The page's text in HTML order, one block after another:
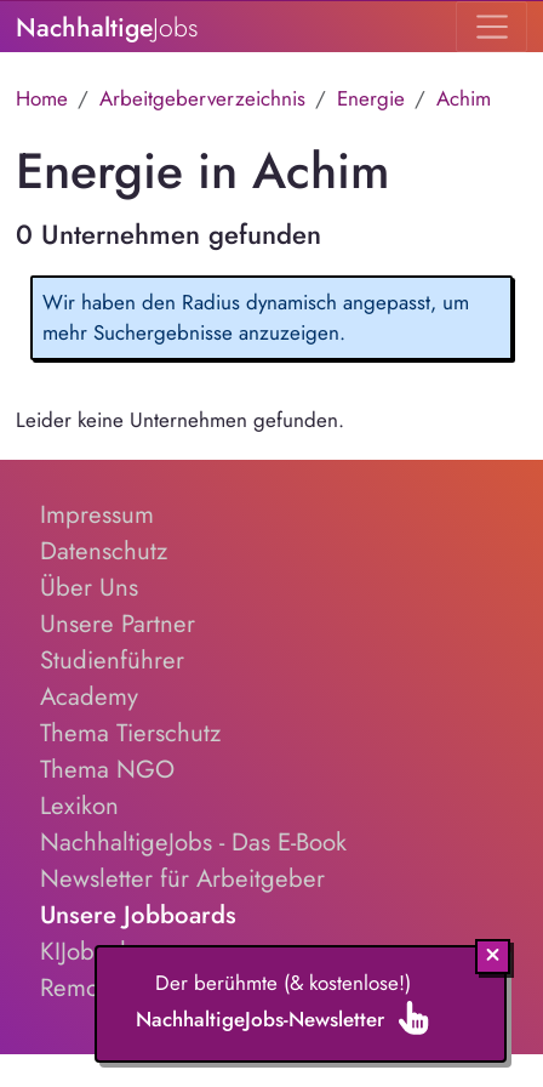
NachhaltigeJobs
Home Arbeitgeberverzeichnis Energie Achim
Energie in Achim
0 Unternehmen gefunden
Wir haben den Radius dynamisch angepasst, um
mehr Suchergebnisse anzuzeigen.
Leider keine Unternehmen gefunden.
Impressum
Datenschutz
Über Uns
Unsere Partner
Studienführer
Academy
Thema Tierschutz
Thema NGO
Lexikon
NachhaltigeJobs - Das E-Book
Newsletter für Arbeitgeber
Unsere Jobboards
KIJobs.de
RemoteJobs.deDer berühmte (& kostenlose!)
NachhaltigeJobs-Newsletter